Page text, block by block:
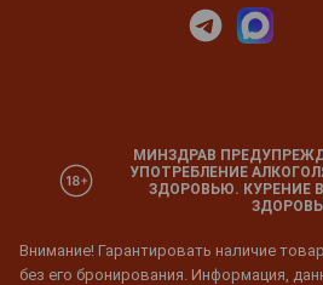
МИНЗДРАВ
УПОТРЕБЛЕНИЕ
ЗДОРОВЬЮ. КУРЕНИЕ
Внимание! Гарантировать наличие
без его бронирования. Информация,